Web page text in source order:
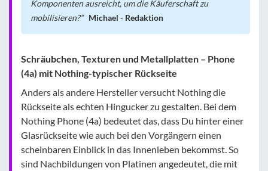
Komponenten ausreicht, um die Käuferschaft zu
mobilisieren?
Michael - Redaktion
Schräubchen, Texturen und Metallplatten – Phone
(4a) mit Nothing-typischer Rückseite
Anders als andere Hersteller versucht Nothing die
Rückseite als echten Hingucker zu gestalten. Bei dem
Nothing Phone (4a) bedeutet das, dass Du hinter einer
Glasrückseite wie auch bei den Vorgängern einen
scheinbaren Einblick in das Innenleben bekommst. So
sind Nachbildungen von Platinen angedeutet, die mit